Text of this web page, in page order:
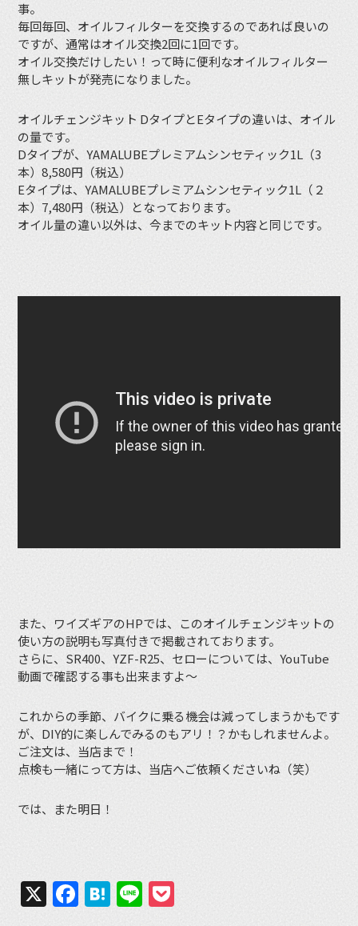
事。
毎回毎回、オイルフィルターを交換するのであれば良いの
ですが、通常はオイル交換2回に1回です。
オイル交換だけしたい！って時に便利なオイルフィルター
無しキットが発売になりました。
オイルチェンジキット DタイプとEタイプの違いは、オイル
の量です。
Dタイプが、YAMALUBEプレミアムシンセティック1L（3
本）8,580円（税込）
Eタイプは、YAMALUBEプレミアムシンセティック1L（２
本）7,480円（税込）となっております。
オイル量の違い以外は、今までのキット内容と同じです。
また、ワイズギアのHPでは、このオイルチェンジキットの
使い方の説明も写真付きで掲載されております。
さらに、SR400、YZF-R25、セローについては、YouTube
動画で確認する事も出来ますよ〜
これからの季節、バイクに乗る機会は減ってしまうかもです
が、DIY的に楽しんでみるのもアリ！？かもしれませんよ。
ご注文は、当店まで！
点検も一緒にって方は、当店へご依頼くださいね（笑）
では、また明日！
X Facebook
Hatena
Line